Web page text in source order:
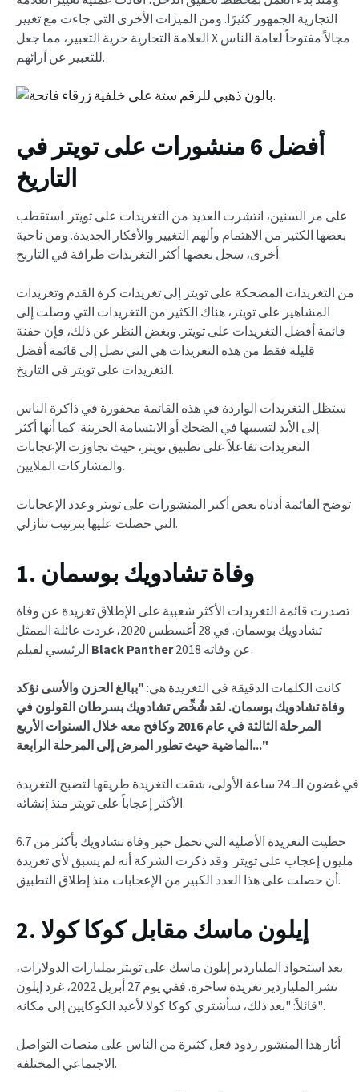
التجارية الجمهور كثيرًا. ومن الميزات الأخرى التي جاءت مع تغيير
العلامة التجارية حرية التعبير، مما جعل X مجالاً مفتوحاً لعامة الناس
للتعبير عن آرائهم.
أفضل 6 منشورات على تويتر في
التاريخ
على مر السنين، انتشرت العديد من التغريدات على تويتر. استقطب
بعضها الكثير من الاهتمام وألهم التغيير والأفكار الجديدة. ومن ناحية
أخرى، سجل بعضها أكثر التغريدات طرافة في التاريخ.
من التغريدات المضحكة على تويتر إلى تغريدات كرة القدم وتغريدات
المشاهير على تويتر، هناك الكثير من التغريدات التي وصلت إلى
قائمة أفضل التغريدات على تويتر. وبغض النظر عن ذلك، فإن حفنة
قليلة فقط من هذه التغريدات هي التي تصل إلى قائمة أفضل
التغريدات على تويتر في التاريخ.
ستظل التغريدات الواردة في هذه القائمة محفورة في ذاكرة الناس
إلى الأبد لتسببها في الضحك أو الابتسامة الحزينة. كما أنها أكثر
التغريدات تفاعلاً على تطبيق تويتر، حيث تجاوزت الإعجابات
والمشاركات الملايين.
توضح القائمة أدناه بعض أكبر المنشورات على تويتر وعدد الإعجابات
التي حصلت عليها بترتيب تنازلي.
1. وفاة تشادويك بوسمان
تصدرت قائمة التغريدات الأكثر شعبية على الإطلاق تغريدة عن وفاة
تشادويك بوسمان. في 28 أغسطس 2020، غردت عائلة الممثل
Black Panther 2018 عن وفاته.
كانت الكلمات الدقيقة في التغريدة هي: "ببالغ الحزن والأسى نؤكد
وفاة تشادويك بوسمان. لقد شُخِّص تشادويك بسرطان القولون في
المرحلة الثالثة في عام 2016 وكافح معه خلال السنوات الأربع
الماضية حيث تطور المرض إلى المرحلة الرابعة..."
في غضون الـ 24 ساعة الأولى، شقت التغريدة طريقها لتصبح التغريدة
الأكثر إعجاباً على تويتر منذ إنشائه.
حظيت التغريدة الأصلية التي تحمل خبر وفاة تشادويك بأكثر من 6.7
مليون إعجاب على تويتر. وقد ذكرت الشركة أنه لم يسبق لأي تغريدة
أن حصلت على هذا العدد الكبير من الإعجابات منذ إطلاق التطبيق.
بعد استحواذ الملياردير إيلون ماسك على تويتر بمليارات الدولارات،
نشر الملياردير تغريدة ساخرة. ففي يوم 27 أبريل 2022، غرد إيلون
قائلاً: "بعد ذلك، سأشتري كوكا كولا لأعيد الكوكايين إلى مكانه".
أثار هذا المنشور ردود فعل كثيرة من الناس على منصات التواصل
الاجتماعي المختلفة.